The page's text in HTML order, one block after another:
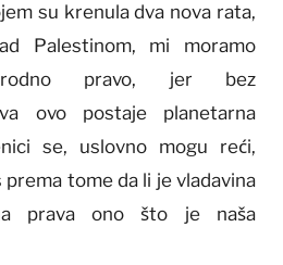
su krenula dva nova rata,
Palestinom, mi moramo
pravo, jer bez
ovo postaje planetarna
se, uslovno mogu reći,
tome da li je vladavina
prava ono što je naša